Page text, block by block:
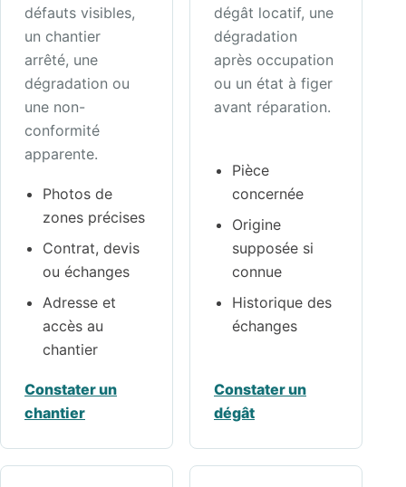
défauts visibles,
un chantier
arrêté, une
dégradation ou
une non-
conformité
apparente.
Photos de
zones précises
Contrat, devis
ou échanges
Adresse et
accès au
chantier
Constater un
chantier
dégât locatif, une
dégradation
après occupation
ou un état à figer
avant réparation.
Pièce
concernée
Origine
supposée si
connue
Historique des
échanges
Constater un
dégât